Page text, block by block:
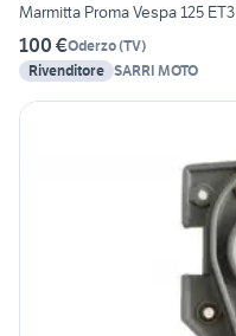
Marmitta Proma Vespa 125 ET3
100 €Oderzo(TV)
Rivenditore SARRI MOTO